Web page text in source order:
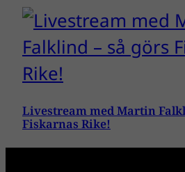
Livestream med Martin
Fiskarnas Rike!